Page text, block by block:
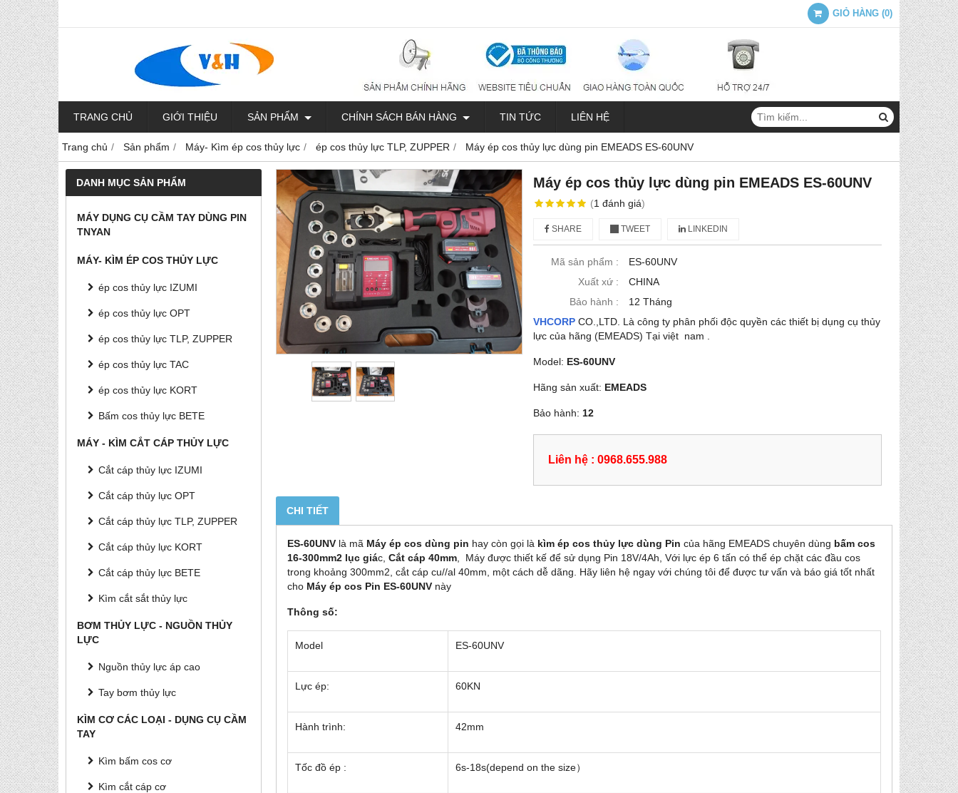
GIỎ HÀNG (0)
TRANG CHỦ GIỚI THIỆU SẢN PHẨM CHÍNH SÁCH BÁN HÀNG TIN TỨC LIÊN HỆ
Trang chủ Sản phẩm Máy- Kìm ép cos thủy lực ép cos thủy lực TLP, ZUPPER Máy ép cos thủy lực dùng pin EMEADS ES-60UNV
DANH MỤC SẢN PHẨM
MÁY DỤNG CỤ CẦM TAY DÙNG PIN
TNYAN
MÁY- KÌM ÉP COS THỦY LỰC
ép cos thủy lực IZUMI
ép cos thủy lực OPT
ép cos thủy lực TLP, ZUPPER
ép cos thủy lực TAC
ép cos thủy lực KORT
Bấm cos thủy lực BETE
MÁY - KÌM CẮT CÁP THỦY LỰC
Cắt cáp thủy lực IZUMI
Cắt cáp thủy lực OPT
Cắt cáp thủy lực TLP, ZUPPER
Cắt cáp thủy lực KORT
Cắt cáp thủy lực BETE
Kìm cắt sắt thủy lực
BƠM THỦY LỰC - NGUỒN THỦY
LỰC
Nguồn thủy lực áp cao
Tay bơm thủy lực
KÌM CƠ CÁC LOẠI - DỤNG CỤ CẦM
TAY
Kìm bấm cos cơ
Kìm cắt cáp cơ
Máy ép cos thủy lực dùng pin EMEADS ES-60UNV
(1 đánh giá)
SHARE TWEET LINKEDIN
Mã sản phẩm :
ES-60UNV
Xuất xứ :
CHINA
Bảo hành :
12 Tháng
VHCORP CO.,LTD. Là công ty phân phối độc quyền các thiết bị dụng cụ thủy
lực của hãng (EMEADS) Tại việt nam .
Model: ES-60UNV
Hãng sản xuất: EMEADS
Bảo hành: 12
Liên hệ : 0968.655.988
CHI TIẾT
ES-60UNV là mã Máy ép cos dùng pin hay còn gọi là kìm ép cos thủy lực dùng Pin của hãng EMEADS chuyên dùng bấm cos
16-300mm2 lục giác, Cắt cáp 40mm , Máy được thiết kế để sử dụng Pin 18V/4Ah, Với lực ép 6 tấn có thể ép chặt các đầu cos
trong khoảng 300mm2, cắt cáp cu//al 40mm, một cách dễ dãng. Hãy liên hệ ngay với chúng tôi để được tư vấn và báo giá tốt nhất
cho Máy ép cos Pin ES-60UNV này
Thông số:
Model ES-60UNV
Lực ép: 60KN
Hành trình: 42mm
Tốc đồ ép : 6s-18s(depend on the size）